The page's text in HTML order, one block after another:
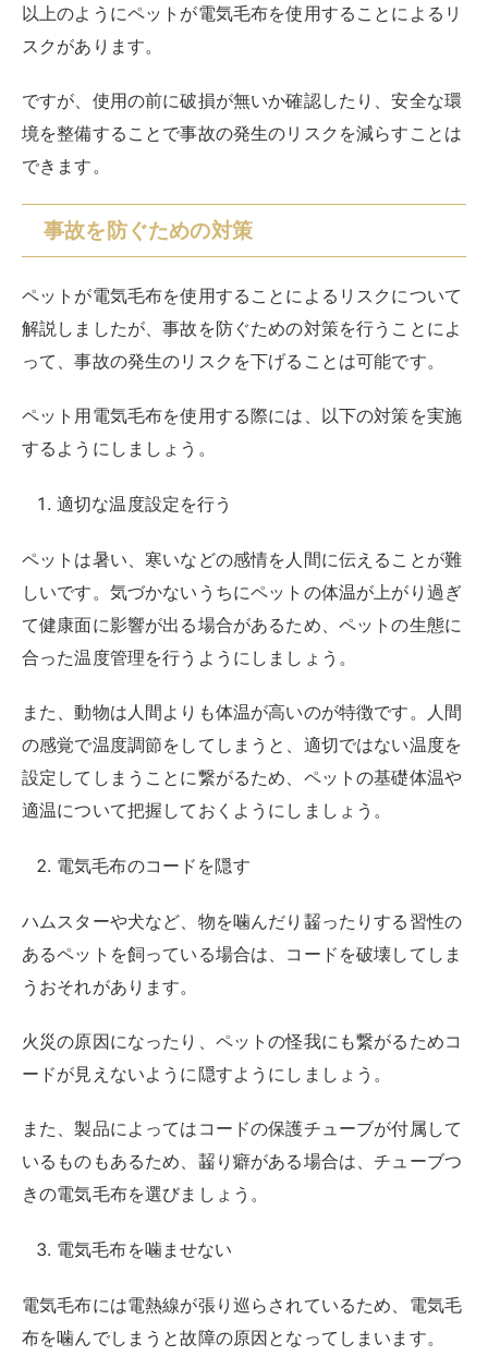
以上のようにペットが電気毛布を使用することによるリ
スクがあります。
ですが、使用の前に破損が無いか確認したり、安全な環
境を整備することで事故の発生のリスクを減らすことは
できます。
事故を防ぐための対策
ペットが電気毛布を使用することによるリスクについて
解説しましたが、事故を防ぐための対策を行うことによ
って、事故の発生のリスクを下げることは可能です。
ペット用電気毛布を使用する際には、以下の対策を実施
するようにしましょう。
適切な温度設定を行う
ペットは暑い、寒いなどの感情を人間に伝えることが難
しいです。気づかないうちにペットの体温が上がり過ぎ
て健康面に影響が出る場合があるため、ペットの生態に
合った温度管理を行うようにしましょう。
また、動物は人間よりも体温が高いのが特徴です。人間
の感覚で温度調節をしてしまうと、適切ではない温度を
設定してしまうことに繋がるため、ペットの基礎体温や
適温について把握しておくようにしましょう。
電気毛布のコードを隠す
ハムスターや犬など、物を噛んだり齧ったりする習性の
あるペットを飼っている場合は、コードを破壊してしま
うおそれがあります。
火災の原因になったり、ペットの怪我にも繋がるためコ
ードが見えないように隠すようにしましょう。
また、製品によってはコードの保護チューブが付属して
いるものもあるため、齧り癖がある場合は、チューブつ
きの電気毛布を選びましょう。
電気毛布を噛ませない
電気毛布には電熱線が張り巡らされているため、電気毛
布を噛んでしまうと故障の原因となってしまいます。